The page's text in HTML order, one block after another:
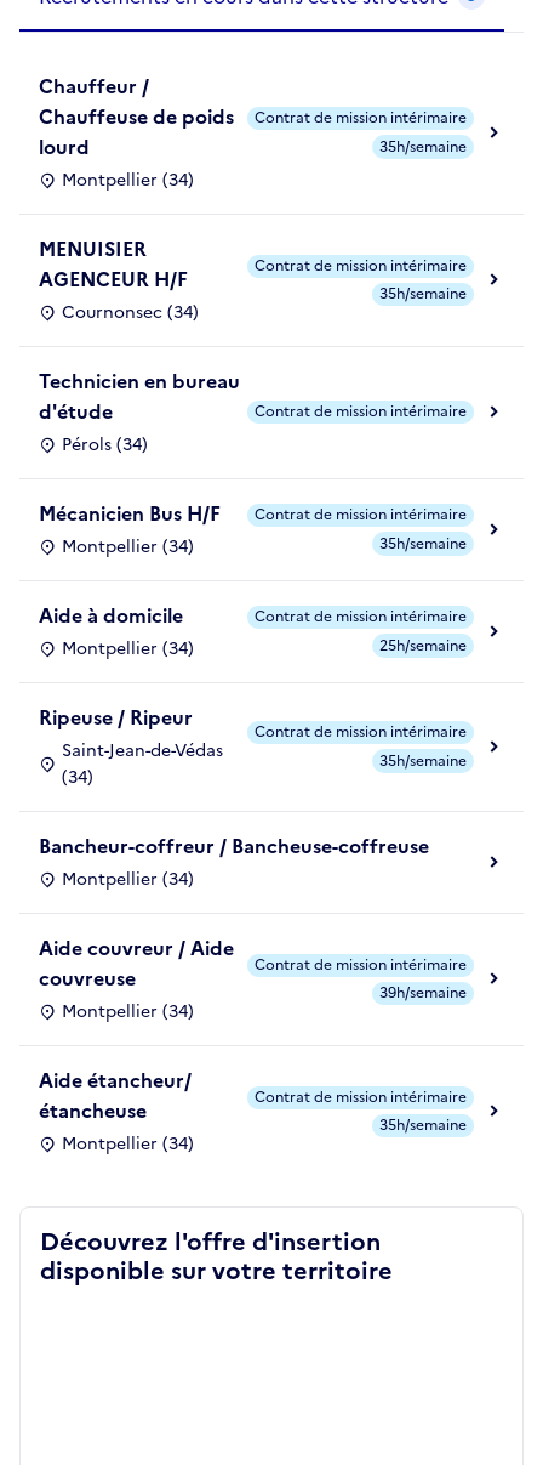
Chauffeur /
Chauffeuse de poids
lourd
Montpellier (34)
Contrat de mission intérimaire
35h/semaine
MENUISIER
AGENCEUR H/F
Cournonsec (34)
Contrat de mission intérimaire
35h/semaine
Technicien en bureau
d'étude
Pérols (34)
Contrat de mission intérimaire
Mécanicien Bus H/F
Montpellier (34)
Contrat de mission intérimaire
35h/semaine
Aide à domicile
Montpellier (34)
Contrat de mission intérimaire
25h/semaine
Ripeuse / Ripeur
Saint-Jean-de-Védas
(34)
Contrat de mission intérimaire
35h/semaine
Bancheur-coffreur / Bancheuse-coffreuse
Montpellier (34)
Aide couvreur / Aide
couvreuse
Montpellier (34)
Contrat de mission intérimaire
39h/semaine
Aide étancheur/
étancheuse
Montpellier (34)
Contrat de mission intérimaire
35h/semaine
Découvrez l'offre d'insertion
disponible sur votre territoire